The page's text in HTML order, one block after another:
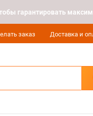
гарантировать
заказ Доставка и